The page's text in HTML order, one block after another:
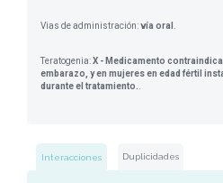
Vias de administración:vía oral
Teratogenia:X - Medicamento
embarazo, y en mujeres en edad fértil
durante el tratamiento.
Interacciones Duplicidades